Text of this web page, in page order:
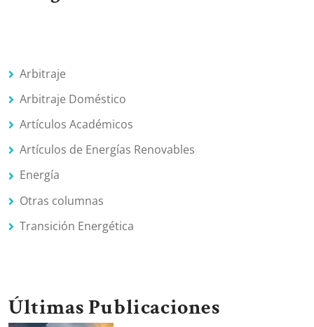
Arbitraje
Arbitraje Doméstico
Artículos Académicos
Artículos de Energías Renovables
Energía
Otras columnas
Transición Energética
Últimas Publicaciones